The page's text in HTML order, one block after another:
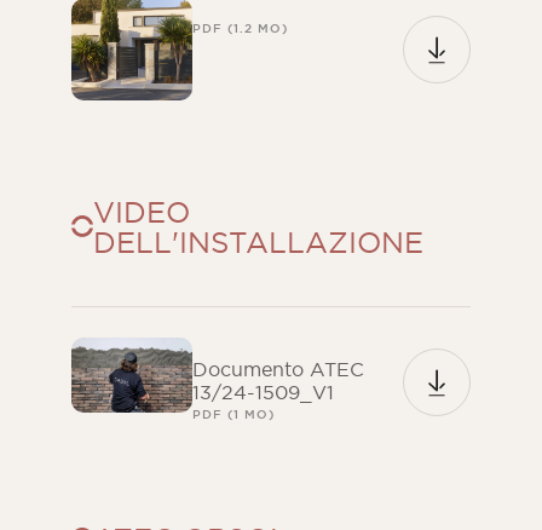
PDF (1.2 MO)
VIDEO
DELL'INSTALLAZIONE
Documento ATEC
13/24-1509_V1
PDF (1 MO)